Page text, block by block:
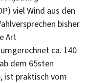
viel Wind aus den
bisher
Art
ca. 140
dem 65sten
ist praktisch vom